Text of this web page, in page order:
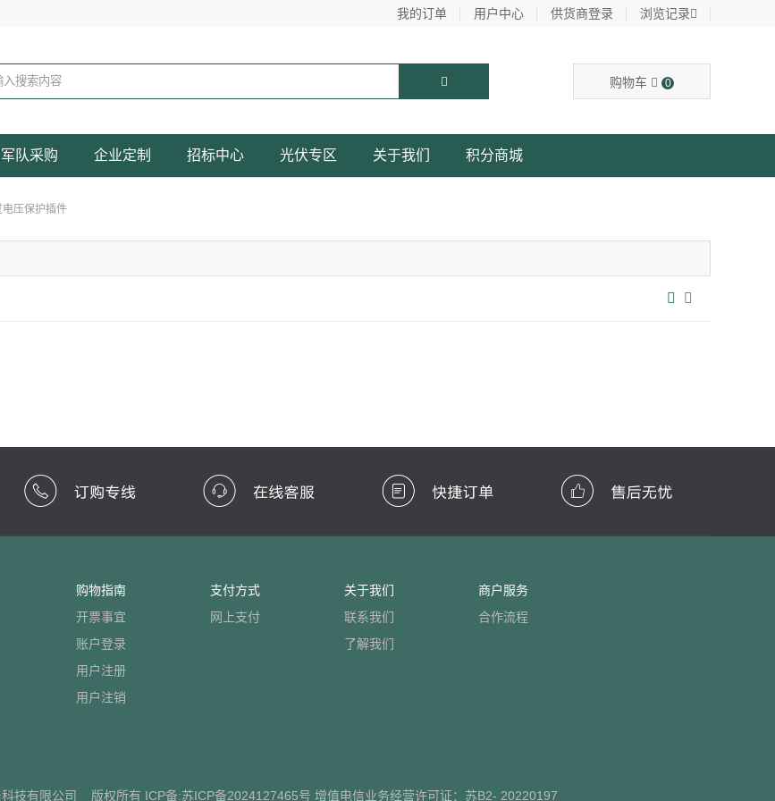
我的订单 用户中心 供货商登录 浏览记录
购物车 0
军队采购 企业定制 招标中心 光伏专区 关于我们 积分商城
电压保护插件
购物指南
开票事宜
账户登录
用户注册
用户注销
支付方式
网上支付
关于我们
联系我们
了解我们
商户服务
合作流程
技有限公司 版权所有 ICP备:苏ICP备2024127465号 增值电信业务经营许可证： 苏B2- 20220197